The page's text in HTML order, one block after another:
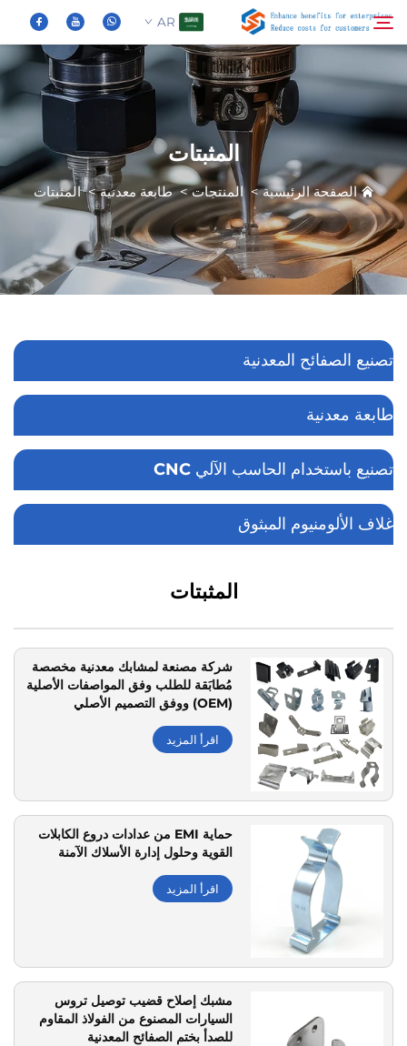
AR
من نحن
المنتجات
الأخبار
الأسئلة الشائعة
اتصل بنا
بحث
المثبتات
الصفحة الرئيسية>المنتجات>طابعة معدنية>المثبتات
تصنيع الصفائح المعدنية
طابعة معدنية
تصنيع باستخدام الحاسب الآلي CNC
غلاف الألومنيوم المبثوق
المثبتات
شركة مصنعة لمشابك معدنية مخصصة
مُطابَقة للطلب وفق المواصفات الأصلية
(OEM) ووفق التصميم الأصلي
المعدنية، ومعتمدة من قبل منظمة
المعايير الدولية (ISO)
اقرأ المزيد
حماية EMI من عدادات دروع الكابلات
القوية وحلول إدارة الأسلاك الآمنة
اقرأ المزيد
مشبك إصلاح قضيب توصيل تروس
السيارات المصنوع من الفولاذ المقاوم
للصدأ بختم الصفائح المعدنية